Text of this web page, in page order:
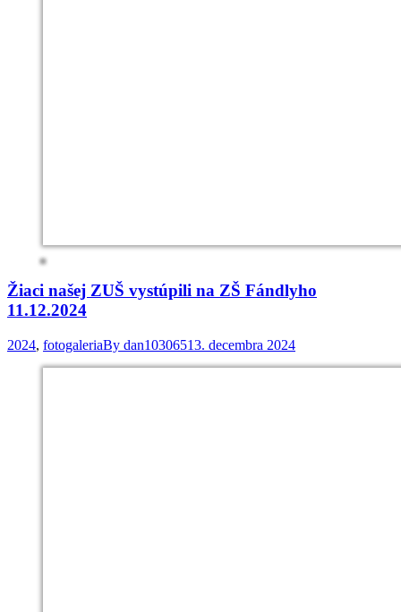
Žiaci našej ZUŠ vystúpili na ZŠ Fándlyho
11.12.2024
2024, fotogaleriaBy dan10306513. decembra 2024